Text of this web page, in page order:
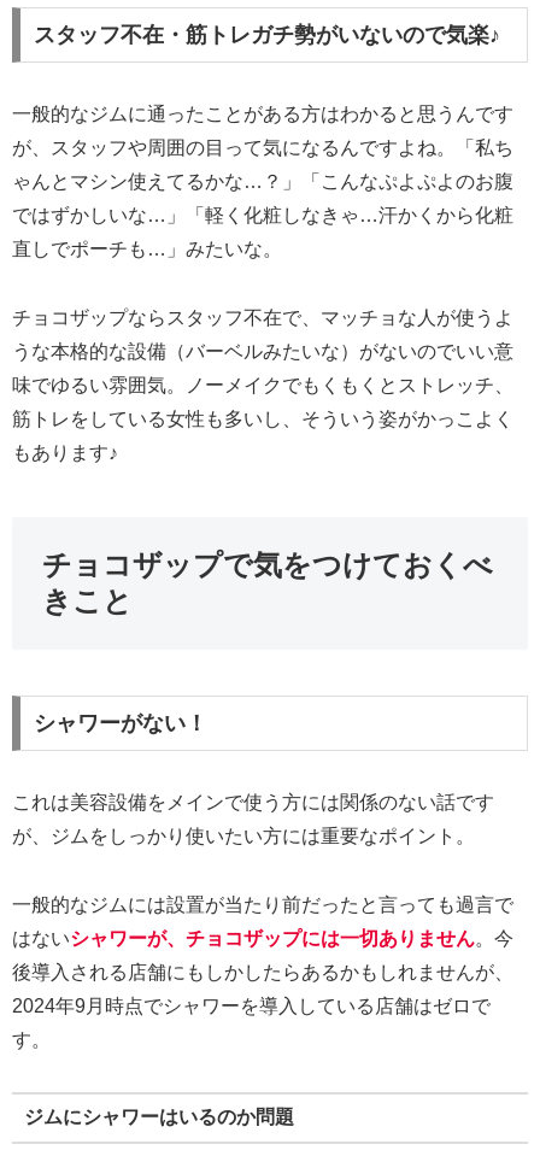
スタッフ不在・筋トレガチ勢がいないので気楽♪
一般的なジムに通ったことがある方はわかると思うんです
が、スタッフや周囲の目って気になるんですよね。「私ち
ゃんとマシン使えてるかな…？」「こんなぷよぷよのお腹
ではずかしいな…」「軽く化粧しなきゃ…汗かくから化粧
直しでポーチも…」みたいな。
チョコザップならスタッフ不在で、マッチョな人が使うよ
うな本格的な設備（バーベルみたいな）がないのでいい意
味でゆるい雰囲気。ノーメイクでもくもくとストレッチ、
筋トレをしている女性も多いし、そういう姿がかっこよく
もあります♪
チョコザップで気をつけておくべ
きこと
シャワーがない！
これは美容設備をメインで使う方には関係のない話です
が、ジムをしっかり使いたい方には重要なポイント。
一般的なジムには設置が当たり前だったと言っても過言で
はないシャワーが、チョコザップには一切ありません。今
後導入される店舗にもしかしたらあるかもしれませんが、
2024年9月時点でシャワーを導入している店舗はゼロで
す。
ジムにシャワーはいるのか問題